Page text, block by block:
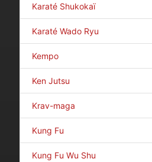
Karaté Shukokaï
Karaté Wado Ryu
Kempo
Ken Jutsu
Krav-maga
Kung Fu
Kung Fu Wu Shu